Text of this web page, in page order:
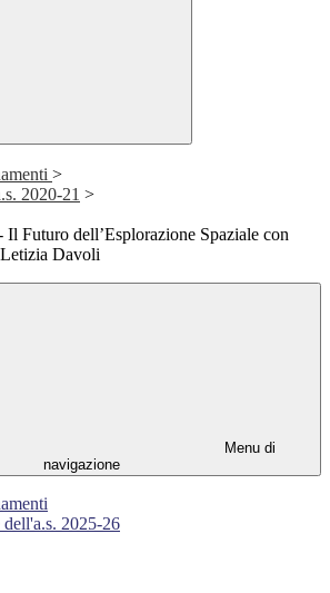
>
2020-21 >
Il Futuro dell’Esplorazione Spaziale con
Davoli
Menu di
navigazione
2025-26